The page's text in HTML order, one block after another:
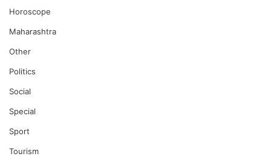
Horoscope
Maharashtra
Other
Politics
Social
Special
Sport
Tourism